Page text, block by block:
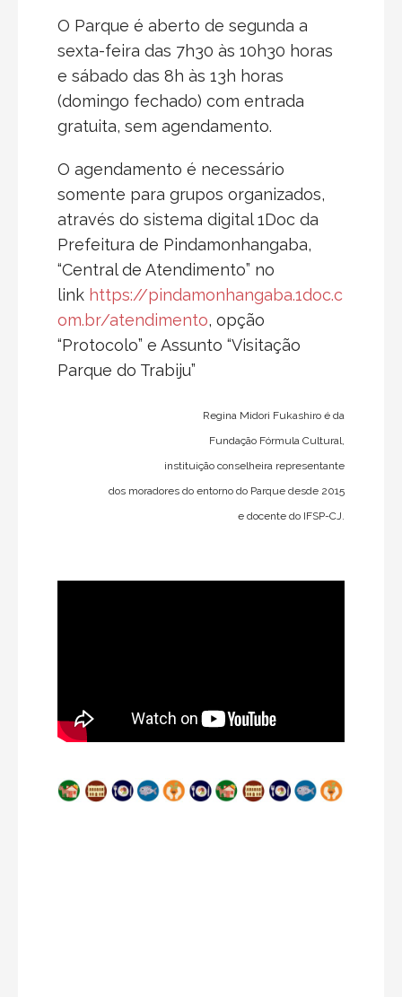
O Parque é aberto de segunda a
sexta-feira das 7h30 às 10h30 horas
e sábado das 8h às 13h horas
(domingo fechado) com entrada
gratuita, sem agendamento.
O agendamento é necessário
somente para grupos organizados,
através do sistema digital 1Doc da
Prefeitura de Pindamonhangaba,
“Central de Atendimento” no
link https://pindamonhangaba.1doc.c
om.br/atendimento, opção
“Protocolo” e Assunto “Visitação
Parque do Trabiju”
Regina Midori Fukashiro é da
Fundação Fórmula Cultural,
instituição conselheira representante
dos moradores do entorno do Parque desde 2015
e docente do IFSP-CJ.